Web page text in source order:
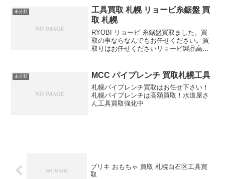
未分類
工具買取 札幌 リョービ糸鋸盤 買
取 札幌
RYOBI リョービ 糸鋸盤買取ました。買
取の事ならなんでもお任せください。買
取りはお任せくださいリョービ製品高価
未分類 MCC パイプレンチ 買取札幌工具
札幌パイプレンチ買取はお任せ下さい！
札幌パイプレンチは高額買取！水道屋さ
ん工具買取強化中
ブリキ おもちゃ 買取 札幌白石区工具買
取